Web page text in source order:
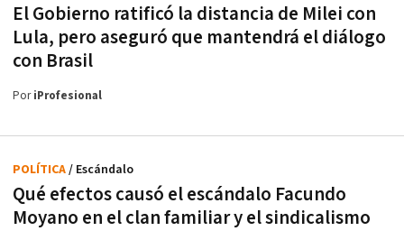
El Gobierno ratificó la distancia de Milei con
Lula, pero aseguró que mantendrá el diálogo
con Brasil
PoriProfesional
Qué efectos causó el escándalo Facundo
Moyano en el clan familiar y el sindicalismo
POLÍTICA/ Escándalo